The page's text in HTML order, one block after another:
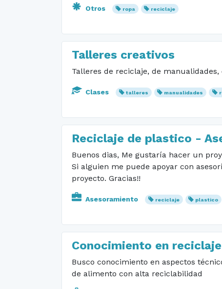
Otros ropa reciclaje
Talleres creativos
Talleres de reciclaje, de manualidades,
Clases talleres manualidades
Reciclaje de plastico -
Buenos dias, Me gustaría hacer un
Si alguien me puede apoyar con
proyecto. Gracias!!
Asesoramiento reciclaje plastico
Conocimiento en
Busco conocimiento en aspectos
de alimento con alta reciclabilidad